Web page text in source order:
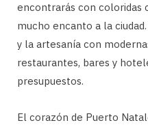
encontrarás con coloridas
mucho encanto a la
y la artesanía con
restaurantes, bares y
presupuestos.
El corazón de Puerto